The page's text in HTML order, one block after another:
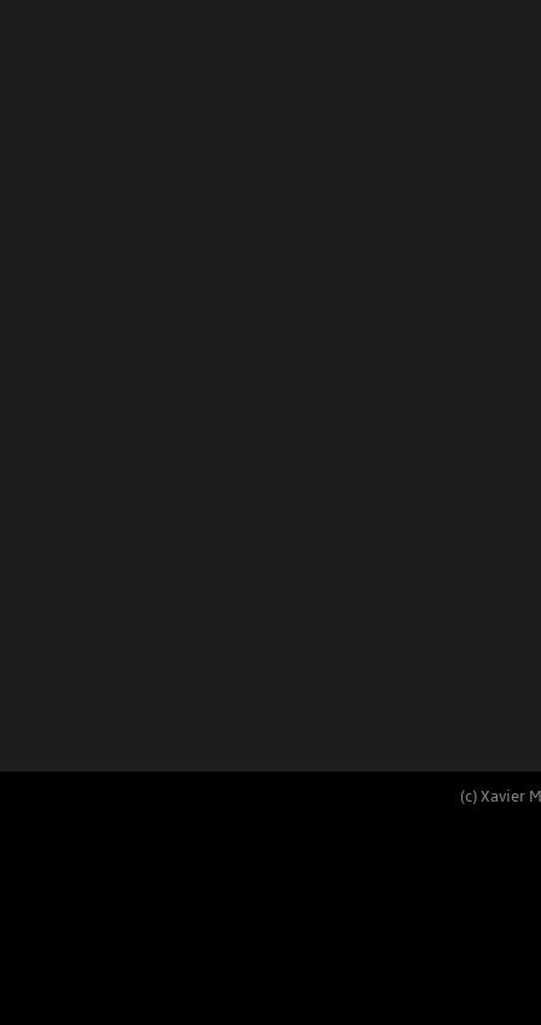
(c) Xavier